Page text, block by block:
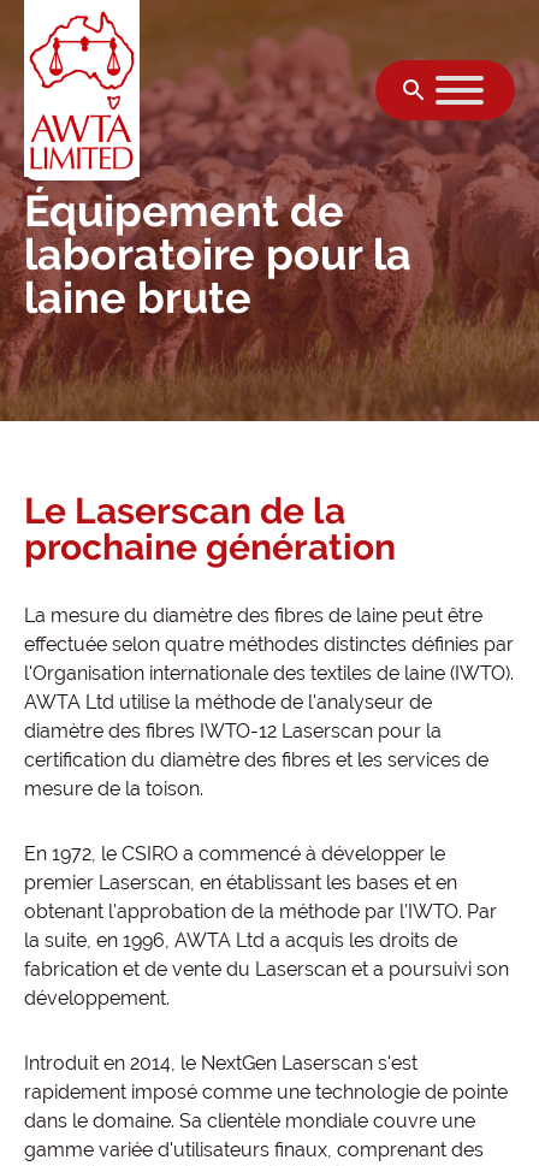
Skip to content
Équipement de
laboratoire pour la
laine brute
Le Laserscan de la
prochaine génération
La mesure du diamètre des fibres de laine peut être
effectuée selon quatre méthodes distinctes définies par
l'Organisation internationale des textiles de laine (IWTO).
AWTA Ltd utilise la méthode de l'analyseur de
diamètre des fibres IWTO-12 Laserscan pour la
certification du diamètre des fibres et les services de
mesure de la toison.
En 1972, le CSIRO a commencé à développer le
premier Laserscan, en établissant les bases et en
obtenant l'approbation de la méthode par l'IWTO. Par
la suite, en 1996, AWTA Ltd a acquis les droits de
fabrication et de vente du Laserscan et a poursuivi son
développement.
Introduit en 2014, le NextGen Laserscan s'est
rapidement imposé comme une technologie de pointe
dans le domaine. Sa clientèle mondiale couvre une
gamme variée d'utilisateurs finaux, comprenant des